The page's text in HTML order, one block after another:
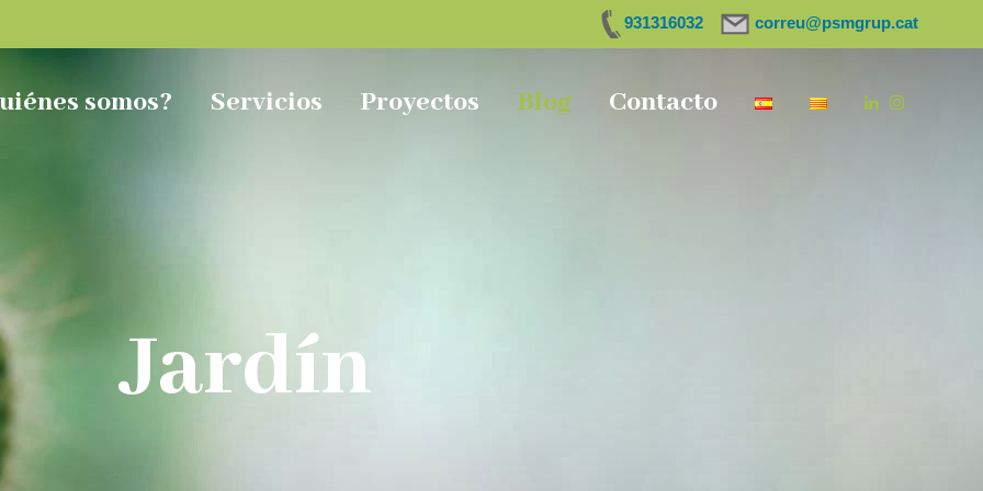
931316032 correu@psmgrup.cat
somos? Servicios Proyectos Blog Contacto
Jardín